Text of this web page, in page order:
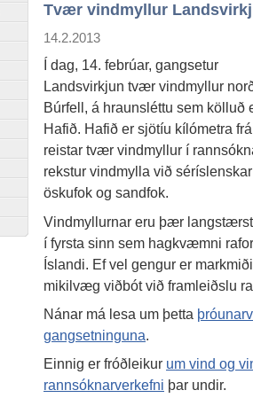
Tvær vindmyllur
14.2.2013
Í dag, 14. febrúar, gangsetur
Landsvirkjun tvær vindmyllur
Búrfell, á hraunsléttu sem kölluð
Hafið. Hafið er sjötíu kílómetra
reistar tvær vindmyllur í
rekstur vindmylla við
öskufok og sandfok.
Vindmyllurnar eru þær
í fyrsta sinn sem hagkvæmni
Íslandi. Ef vel gengur er
mikilvæg viðbót við framleiðslu
Nánar má lesa um þetta
gangsetninguna.
Einnig er fróðleikur um vind og
rannsóknarverkefni þar undir.